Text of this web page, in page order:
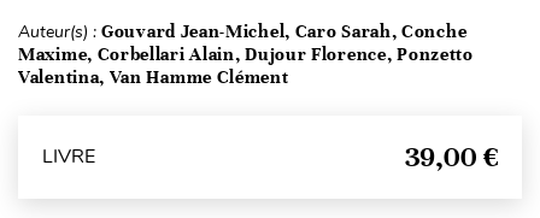
Auteur(s) : Gouvard Jean-Michel, Caro Sarah, Conche
Maxime, Corbellari Alain, Dujour Florence, Ponzetto
Valentina, Van Hamme Clément
LIVRE 39,00 €